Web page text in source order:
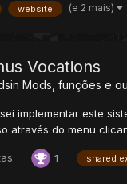
website (e 2 mais)
Vocations
Mods, funções e
implementar este
através do menu
1 shared